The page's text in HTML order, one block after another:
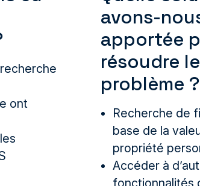
ont
avons-
apportée
résoudre
problème ?
Recherche de
base de la
propriété
Accéder à
fonctionnalités